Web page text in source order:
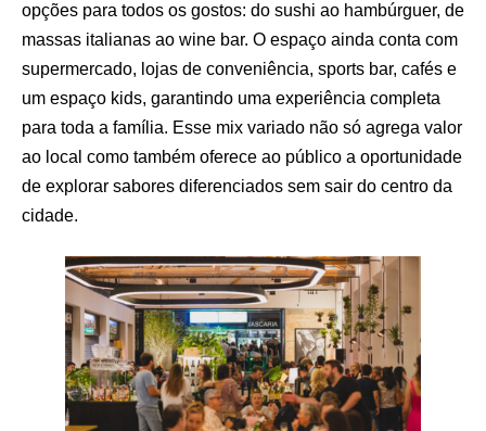
opções para todos os gostos: do sushi ao hambúrguer, de
massas italianas ao wine bar. O espaço ainda conta com
supermercado, lojas de conveniência, sports bar, cafés e
um espaço kids, garantindo uma experiência completa
para toda a família. Esse mix variado não só agrega valor
ao local como também oferece ao público a oportunidade
de explorar sabores diferenciados sem sair do centro da
cidade.